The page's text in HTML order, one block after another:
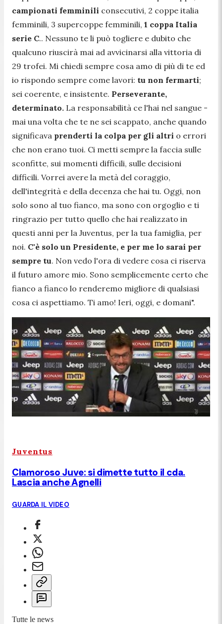
campionati femminili consecutivi, 2 coppe italia
femminili, 3 supercoppe femminili, 1 coppa Italia
serie C.. Nessuno te li può togliere e dubito che
qualcuno riuscirà mai ad avvicinarsi alla vittoria di
29 trofei. Mi chiedi sempre cosa amo di più di te ed
io rispondo sempre come lavori: tu non fermarti;
sei coerente, e insistente. Perseverante,
determinato. La responsabilità ce l'hai nel sangue -
mai una volta che te ne sei scappato, anche quando
significava prenderti la colpa per gli altri o errori
che non erano tuoi. Ci metti sempre la faccia sulle
sconfitte, sui momenti difficili, sulle decisioni
difficili. Vorrei avere la metà del coraggio,
dell'integrità e della decenza che hai tu. Oggi, non
solo sono al tuo fianco, ma sono con orgoglio e ti
ringrazio per tutto quello che hai realizzato in
questi anni per la Juventus, per la tua famiglia, per
noi. C'è solo un Presidente, e per me lo sarai per
sempre tu. Non vedo l'ora di vedere cosa ci riserva
il futuro amore mio. Sono semplicemente certo che
fianco a fianco lo renderemo migliore di qualsiasi
cosa ci aspettiamo. Ti amo! Ieri, oggi, e domani".
Juventus
Clamoroso Juve: si dimette tutto il cda.
Lascia anche Agnelli
GUARDA IL VIDEO
Tutte le news